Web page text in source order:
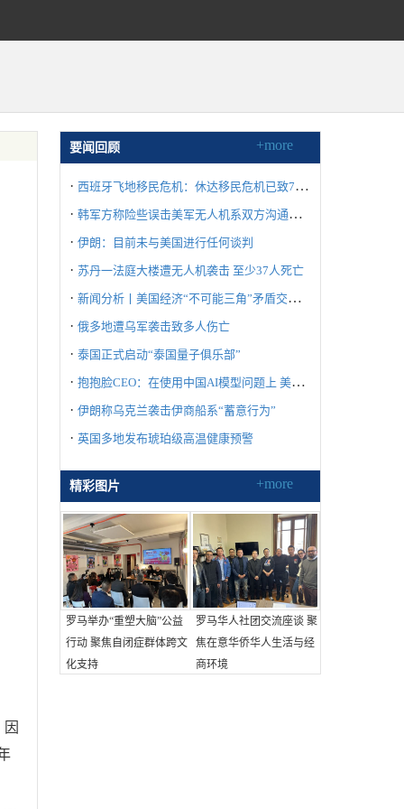
要闻回顾 +more
· 西班牙飞地移民危机：休达移民危机已致72人死亡
· 韩军方称险些误击美军无人机系双方沟通失误所致
· 伊朗：目前未与美国进行任何谈判
· 苏丹一法庭大楼遭无人机袭击 至少37人死亡
· 新闻分析丨美国经济“不可能三角”矛盾交织冲击世界
· 俄多地遭乌军袭击致多人伤亡
· 泰国正式启动“泰国量子俱乐部”
· 抱抱脸CEO：在使用中国AI模型问题上 美国不要“自废武功”
· 伊朗称乌克兰袭击伊商船系“蓄意行为”
· 英国多地发布琥珀级高温健康预警
精彩图片 +more
罗马举办“重塑大脑”公益
行动 聚焦自闭症群体跨文
化支持
罗马华人社团交流座谈 聚
焦在意华侨华人生活与经
商环境